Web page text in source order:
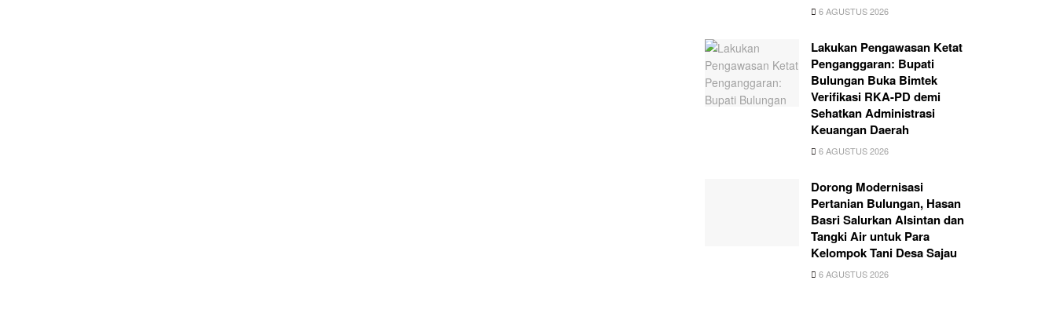
6 AGUSTUS 2026
Lakukan Pengawasan Ketat
Penganggaran: Bupati
Bulungan Buka Bimtek
Verifikasi RKA-PD demi
Sehatkan Administrasi
Keuangan Daerah
6 AGUSTUS 2026
Dorong Modernisasi
Pertanian Bulungan, Hasan
Basri Salurkan Alsintan dan
Tangki Air untuk Para
Kelompok Tani Desa Sajau
6 AGUSTUS 2026